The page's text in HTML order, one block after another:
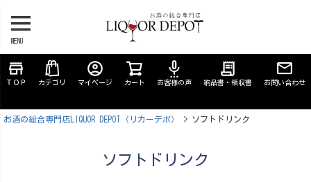
MENU
store
ＴＯＰ カテゴリ
account_circle
マイページ カート
settings_voice
お客様の声
receipt_long
納品書・領収書 お問い合わせ
お酒の総合専門店LIQUOR DEPOT（リカーデポ） ソフトドリンク
ソフトドリンク